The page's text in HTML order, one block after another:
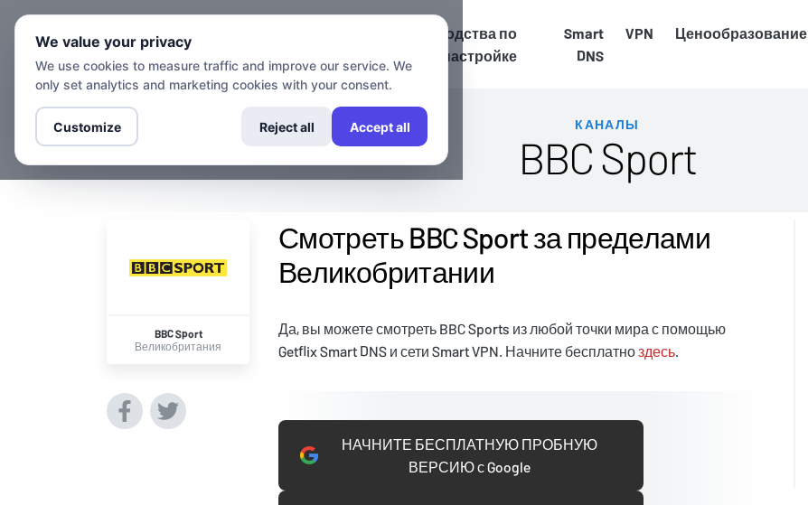
Руководства по
настройке
Smart
DNS
VPN Ценообразование
КАНАЛЫ
BBC Sport
BBC Sport
Великобритания
Смотреть BBC Sport за пределами
Великобритании
Да, вы можете смотреть BBC Sports из любой точки мира с помощью
Getflix Smart DNS и сети Smart VPN. Начните бесплатноздесь.
НАЧНИТЕ БЕСПЛАТНУЮ ПРОБНУЮ
ВЕРСИЮ с Google
We value your privacy
We use cookies to measure traffic and improve our service. We
only set analytics and marketing cookies with your consent.
Customize Reject all Accept all